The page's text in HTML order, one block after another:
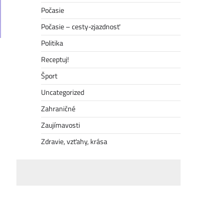
Počasie
Počasie – cesty-zjazdnosť
Politika
Receptuj!
Šport
Uncategorized
Zahraničné
Zaujímavosti
Zdravie, vzťahy, krása